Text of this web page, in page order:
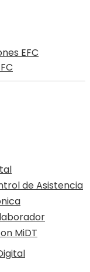
EFC
de Asistencia
MiDT